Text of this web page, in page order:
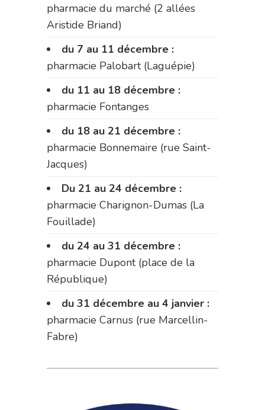
pharmacie du marché (2 allées
Aristide Briand)
du 7 au 11 décembre :
pharmacie Palobart (Laguépie)
du 11 au 18 décembre :
pharmacie Fontanges
du 18 au 21 décembre :
pharmacie Bonnemaire (rue Saint-
Jacques)
Du 21 au 24 décembre :
pharmacie Charignon-Dumas (La
Fouillade)
du 24 au 31 décembre :
pharmacie Dupont (place de la
République)
du 31 décembre au 4 janvier :
pharmacie Carnus (rue Marcellin-
Fabre)